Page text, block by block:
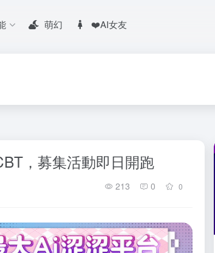
萌幻 ❤️AI女友
，募集活動即日開跑
213 0 0